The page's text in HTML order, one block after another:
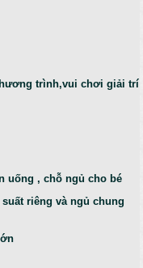
trình,vui chơi giải trí
uống , chỗ ngủ cho bé
riêng và ngủ chung